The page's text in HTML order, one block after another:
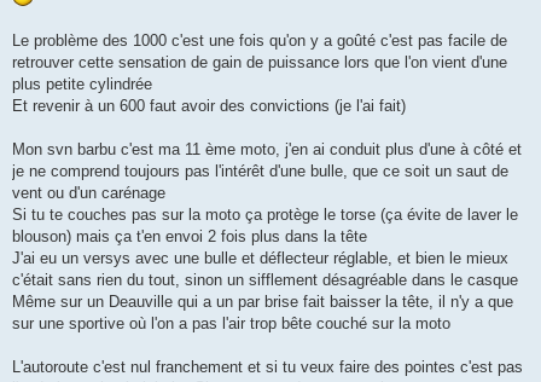
Le problème des 1000 c'est une fois qu'on y a goûté c'est pas facile de
retrouver cette sensation de gain de puissance lors que l'on vient d'une
plus petite cylindrée
Et revenir à un 600 faut avoir des convictions (je l'ai fait)
Mon svn barbu c'est ma 11 ème moto, j'en ai conduit plus d'une à côté et
je ne comprend toujours pas l'intérêt d'une bulle, que ce soit un saut de
vent ou d'un carénage
Si tu te couches pas sur la moto ça protège le torse (ça évite de laver le
blouson) mais ça t'en envoi 2 fois plus dans la tête
J'ai eu un versys avec une bulle et déflecteur réglable, et bien le mieux
c'était sans rien du tout, sinon un sifflement désagréable dans le casque
Même sur un Deauville qui a un par brise fait baisser la tête, il n'y a que
sur une sportive où l'on a pas l'air trop bête couché sur la moto
L'autoroute c'est nul franchement et si tu veux faire des pointes c'est pas